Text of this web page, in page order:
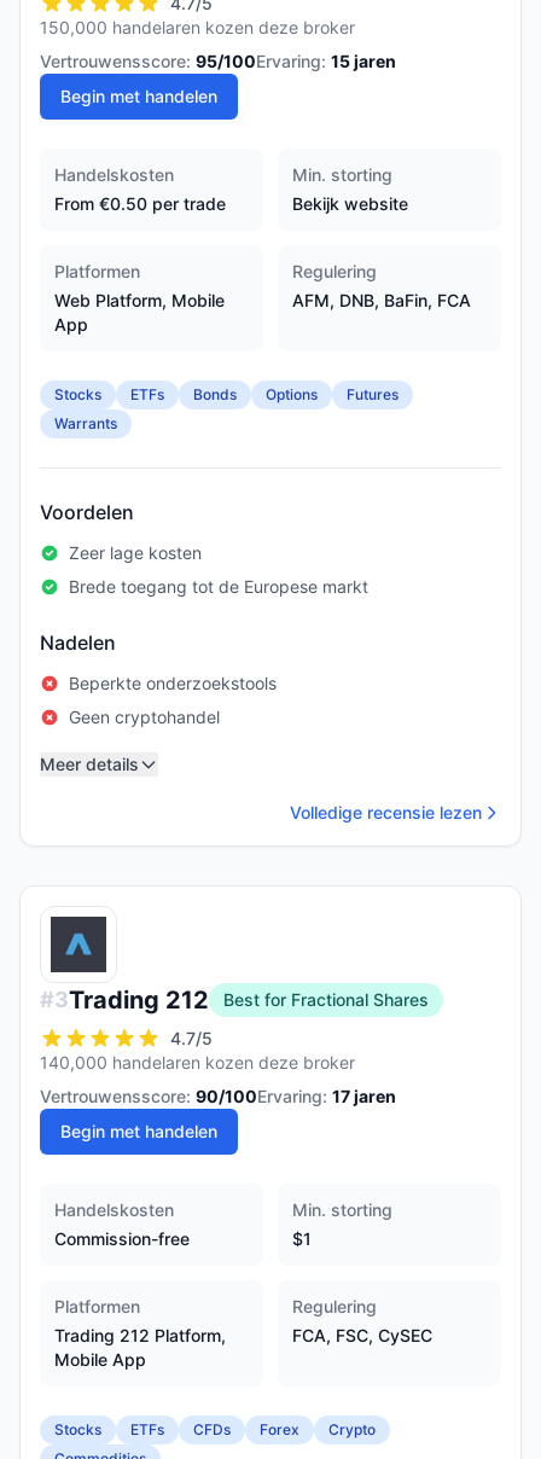
150,000 handelaren kozen deze broker
Vertrouwensscore: 95/100Ervaring: 15jaren
Begin met handelen
Handelskosten
From €0.50 per trade
Min. storting
Bekijk website
Platformen
Web Platform, Mobile
App
Regulering
AFM, DNB, BaFin, FCA
Stocks ETFs Bonds Options
Futures
Warrants
Voordelen
Zeer lage kosten
Brede toegang tot de Europese markt
Nadelen
Beperkte onderzoekstools
Geen cryptohandel
Meer details
Volledige recensie lezen
#3Trading 212
Best for Fractional Shares
4.7/5
140,000 handelaren kozen deze broker
Vertrouwensscore: 90/100Ervaring: 17jaren
Begin met handelen
Handelskosten
Commission-free
Min. storting
$1
Platformen
Trading 212 Platform,
Mobile App
Regulering
FCA, FSC, CySEC
Stocks ETFs CFDs Forex
Crypto